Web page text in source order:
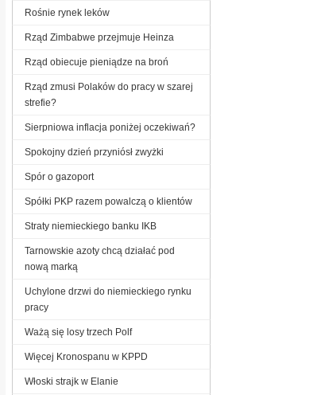
Rośnie rynek leków
Rząd Zimbabwe przejmuje Heinza
Rząd obiecuje pieniądze na broń
Rząd zmusi Polaków do pracy w szarej
strefie?
Sierpniowa inflacja poniżej oczekiwań?
Spokojny dzień przyniósł zwyżki
Spór o gazoport
Spółki PKP razem powalczą o klientów
Straty niemieckiego banku IKB
Tarnowskie azoty chcą działać pod
nową marką
Uchylone drzwi do niemieckiego rynku
pracy
Ważą się losy trzech Polf
Więcej Kronospanu w KPPD
Włoski strajk w Elanie